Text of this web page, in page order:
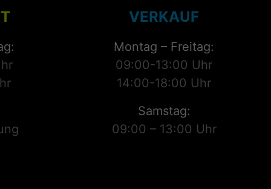
VERKAUF
Montag – Freitag:
09:00-13:00 Uhr
14:00-18:00 Uhr
Samstag:
09:00 – 13:00 Uhr